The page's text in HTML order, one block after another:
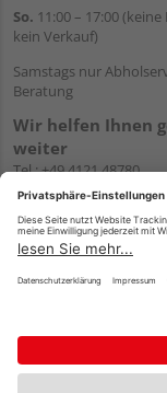
So. 11:00 – 17:00
kein Verkauf)
Samstags nur
Beratung
Wir helfen Ihnen
weiter
Tel.:+49 4121 48780
E-Mail:onlineshop@holz-
WhatsApp
Impressum